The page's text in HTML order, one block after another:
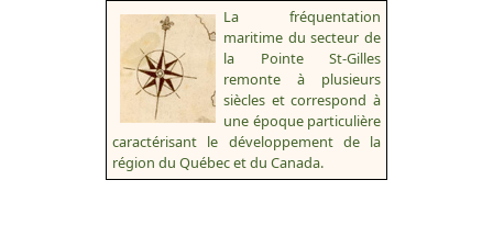
La fréquentation
maritime du secteur de
la Pointe St-Gilles
remonte à plusieurs
siècles et correspond à
une époque particulière
caractérisant le développement de la
région du Québec et du Canada.